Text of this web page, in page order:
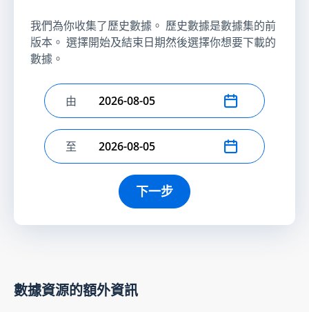
我們為你收集了歷史數據。 歷史數據是數據集的前
版本。 選擇開始及結束日期然後選擇你想要下載的
數據。
選擇開始日期
由
選擇結束日期
至
下一步
數據資源的額外資訊